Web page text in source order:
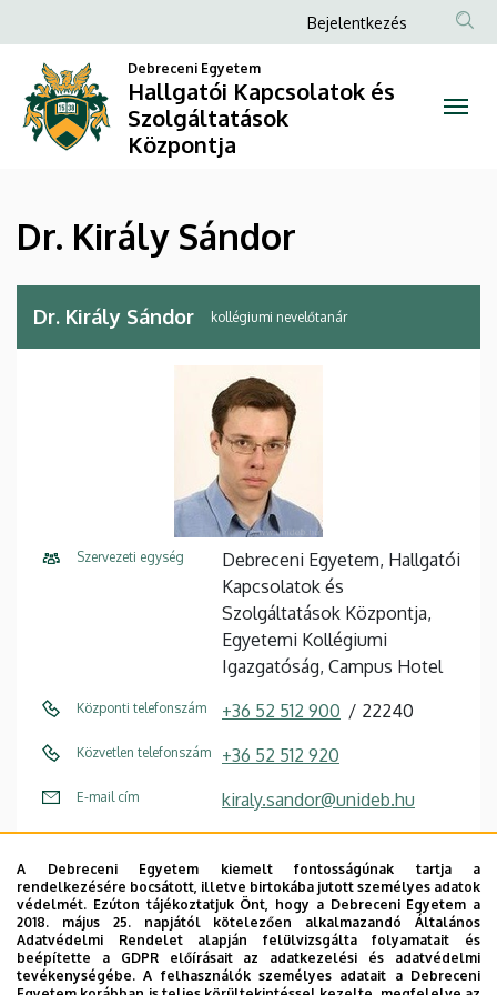
Király
Sándor
Kapcsolatok
és
Szolgáltatások
a
tartalomra
Anonim
fiók
Bejelentkezés
Debreceni Egyetem
Hallgatói Kapcsolatok és
Szolgáltatások
Központja
Dr. Király Sándor
Dr. Király Sándor kollégiumi nevelőtanár
Szervezeti egység
Debreceni Egyetem, Hallgatói
Kapcsolatok és
Szolgáltatások Központja,
Egyetemi Kollégiumi
Igazgatóság, Campus Hotel
Központi telefonszám +36 52 512 900 22240
Közvetlen telefonszám +36 52 512 920
E-mail cím kiraly.sandor@unideb.hu
1.
Épület
Debreceni Egyetem -
Debreceni Református
Hittudományi Egyetem
A Debreceni Egyetem kiemelt fontosságúnak tartja a
rendelkezésére bocsátott, illetve birtokába jutott személyes adatok
védelmét. Ezúton tájékoztatjuk Önt, hogy a Debreceni Egyetem a
2018. május 25. napjától kötelezően alkalmazandó Általános
Adatvédelmi Rendelet alapján felülvizsgálta folyamatait és
beépítette a GDPR előírásait az adatkezelési és adatvédelmi
tevékenységébe. A felhasználók személyes adatait a Debreceni